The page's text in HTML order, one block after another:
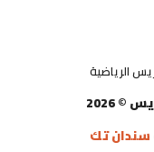
الرياضية
2026
سندان تك